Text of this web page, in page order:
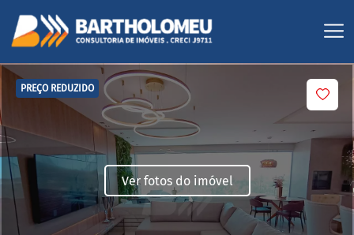
PREÇO REDUZIDO
Ver fotos do imóvel